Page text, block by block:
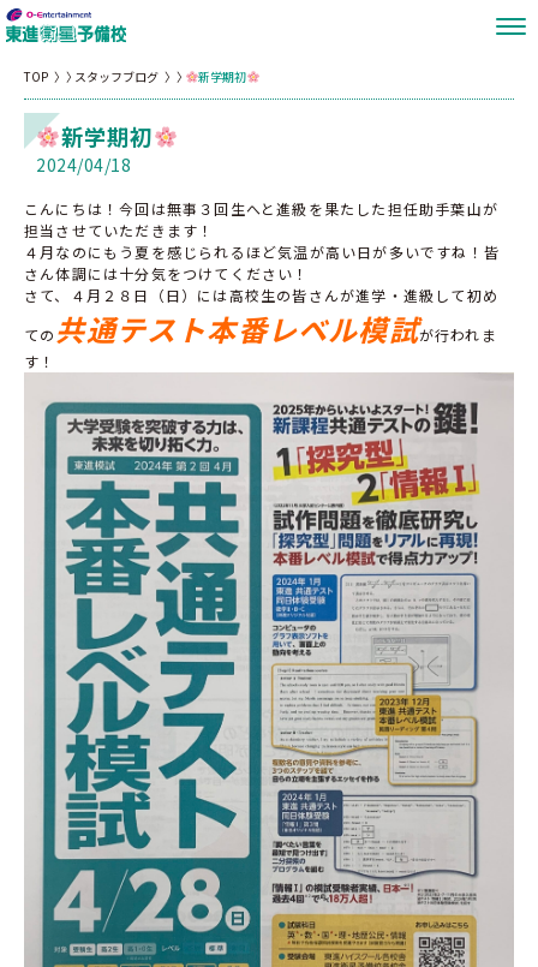
TOP スタッフブログ 新学期初
新学期初
2024/04/18
こんにちは！今回は無事３回生へと進級を果たした担任助手葉山が
担当させていただきます！
４月なのにもう夏を感じられるほど気温が高い日が多いですね！皆
さん体調には十分気をつけてください！
さて、４月２８日（日）には高校生の皆さんが進学・進級して初め
ての 共通テスト本番レベル模試が行われま
す！